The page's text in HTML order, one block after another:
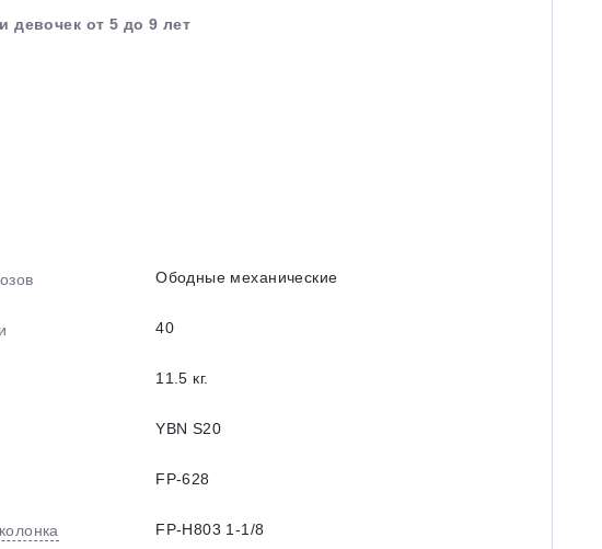
девочек от 5 до 9 лет
Ободные механические
40
11.5 кг.
YBN S20
FP-628
FP-H803 1-1/8